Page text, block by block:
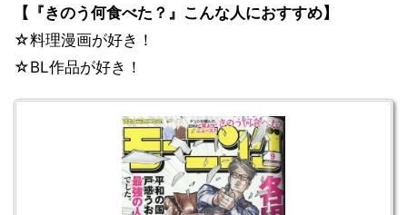
【『きのう何食べた？』こんな人におすすめ】
☆料理漫画が好き！
☆BL作品が好き！